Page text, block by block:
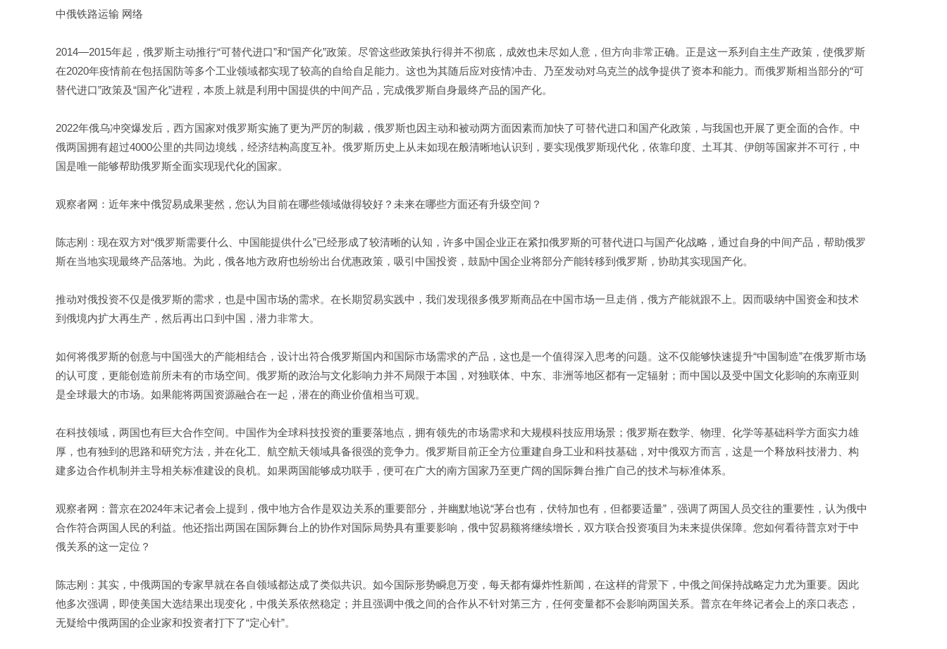
中俄铁路运输 网络
2014—2015年起，俄罗斯主动推行“可替代进口”和“国产化”政策。尽管这些政策执行得并不彻底，成效也未尽如人意，但方向非常正确。正是这一系列自主生产政策，使俄罗斯
在2020年疫情前在包括国防等多个工业领域都实现了较高的自给自足能力。这也为其随后应对疫情冲击、乃至发动对乌克兰的战争提供了资本和能力。而俄罗斯相当部分的“可
替代进口”政策及“国产化”进程，本质上就是利用中国提供的中间产品，完成俄罗斯自身最终产品的国产化。
2022年俄乌冲突爆发后，西方国家对俄罗斯实施了更为严厉的制裁，俄罗斯也因主动和被动两方面因素而加快了可替代进口和国产化政策，与我国也开展了更全面的合作。中
俄两国拥有超过4000公里的共同边境线，经济结构高度互补。俄罗斯历史上从未如现在般清晰地认识到，要实现俄罗斯现代化，依靠印度、土耳其、伊朗等国家并不可行，中
国是唯一能够帮助俄罗斯全面实现现代化的国家。
观察者网：近年来中俄贸易成果斐然，您认为目前在哪些领域做得较好？未来在哪些方面还有升级空间？
陈志刚：现在双方对“俄罗斯需要什么、中国能提供什么”已经形成了较清晰的认知，许多中国企业正在紧扣俄罗斯的可替代进口与国产化战略，通过自身的中间产品，帮助俄罗
斯在当地实现最终产品落地。为此，俄各地方政府也纷纷出台优惠政策，吸引中国投资，鼓励中国企业将部分产能转移到俄罗斯，协助其实现国产化。
推动对俄投资不仅是俄罗斯的需求，也是中国市场的需求。在长期贸易实践中，我们发现很多俄罗斯商品在中国市场一旦走俏，俄方产能就跟不上。因而吸纳中国资金和技术
到俄境内扩大再生产，然后再出口到中国，潜力非常大。
如何将俄罗斯的创意与中国强大的产能相结合，设计出符合俄罗斯国内和国际市场需求的产品，这也是一个值得深入思考的问题。这不仅能够快速提升“中国制造”在俄罗斯市场
的认可度，更能创造前所未有的市场空间。俄罗斯的政治与文化影响力并不局限于本国，对独联体、中东、非洲等地区都有一定辐射；而中国以及受中国文化影响的东南亚则
是全球最大的市场。如果能将两国资源融合在一起，潜在的商业价值相当可观。
在科技领域，两国也有巨大合作空间。中国作为全球科技投资的重要落地点，拥有领先的市场需求和大规模科技应用场景；俄罗斯在数学、物理、化学等基础科学方面实力雄
厚，也有独到的思路和研究方法，并在化工、航空航天领域具备很强的竞争力。俄罗斯目前正全方位重建自身工业和科技基础，对中俄双方而言，这是一个释放科技潜力、构
建多边合作机制并主导相关标准建设的良机。如果两国能够成功联手，便可在广大的南方国家乃至更广阔的国际舞台推广自己的技术与标准体系。
观察者网：普京在2024年末记者会上提到，俄中地方合作是双边关系的重要部分，并幽默地说“茅台也有，伏特加也有，但都要适量”，强调了两国人员交往的重要性，认为俄中
合作符合两国人民的利益。他还指出两国在国际舞台上的协作对国际局势具有重要影响，俄中贸易额将继续增长，双方联合投资项目为未来提供保障。您如何看待普京对于中
俄关系的这一定位？
陈志刚：其实，中俄两国的专家早就在各自领域都达成了类似共识。如今国际形势瞬息万变，每天都有爆炸性新闻，在这样的背景下，中俄之间保持战略定力尤为重要。因此
他多次强调，即使美国大选结果出现变化，中俄关系依然稳定；并且强调中俄之间的合作从不针对第三方，任何变量都不会影响两国关系。普京在年终记者会上的亲口表态，
无疑给中俄两国的企业家和投资者打下了“定心针”。